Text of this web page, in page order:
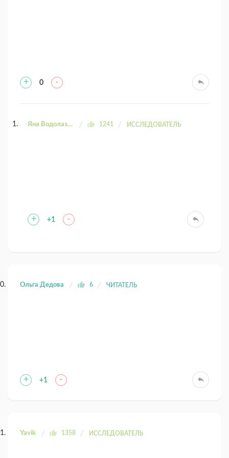
+ 0 -
Яна Водолазова 1241 ИССЛЕДОВАТЕЛЬ
+ +1 -
Ольга Дедова 6 ЧИТАТЕЛЬ
+ +1 -
Yavik 1358 ИССЛЕДОВАТЕЛЬ